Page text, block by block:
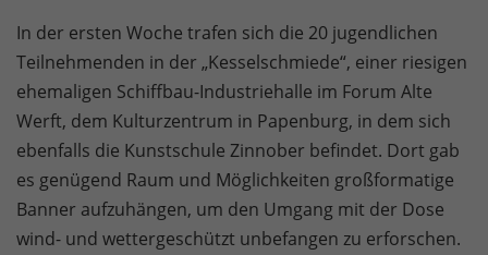
In der ersten Woche trafen sich die 20 jugendlichen
Teilnehmenden in der „Kesselschmiede“, einer riesigen
ehemaligen Schiffbau-Industriehalle im Forum Alte
Werft, dem Kulturzentrum in Papenburg, in dem sich
ebenfalls die Kunstschule Zinnober befindet. Dort gab
es genügend Raum und Möglichkeiten großformatige
Banner aufzuhängen, um den Umgang mit der Dose
wind- und wettergeschützt unbefangen zu erforschen.